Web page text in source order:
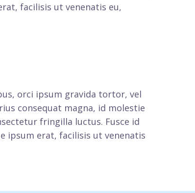
facilisis ut venenatis eu,
orci ipsum gravida tortor, vel
consequat magna, id molestie
fringilla luctus. Fusce id
ipsum erat, facilisis ut venenatis